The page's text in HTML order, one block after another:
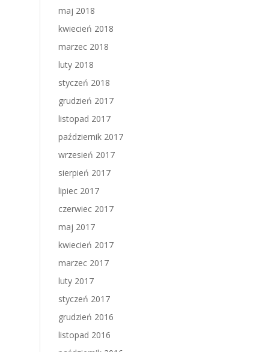
maj 2018
kwiecień 2018
marzec 2018
luty 2018
styczeń 2018
grudzień 2017
listopad 2017
październik 2017
wrzesień 2017
sierpień 2017
lipiec 2017
czerwiec 2017
maj 2017
kwiecień 2017
marzec 2017
luty 2017
styczeń 2017
grudzień 2016
listopad 2016